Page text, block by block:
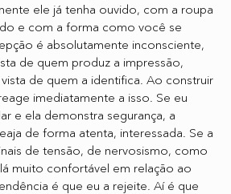
ele já tenha ouvido, com a roupa
e com a forma como você se
é absolutamente inconsciente,
de quem produz a impressão,
de quem a identifica. Ao construir
imediatamente a isso. Se eu
e ela demonstra segurança, a
de forma atenta, interessada. Se a
de tensão, de nervosismo, como
muito confortável em relação ao
é que eu a rejeite. Aí é que